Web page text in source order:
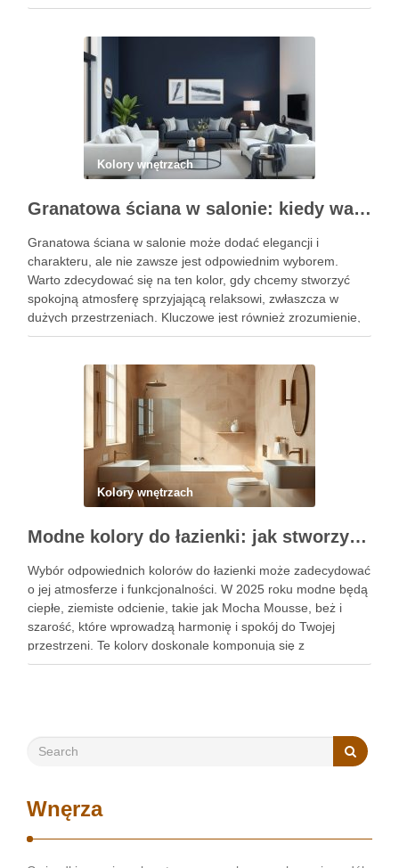
zasady, które pomogą uniknąć najczęstszych błędów w
Kolory wnętrzach
Granatowa ściana w salonie: kiedy warto ją wybrać i jak uniknąć aranżacyjnych pułapek
Granatowa ściana w salonie może dodać elegancji i
charakteru, ale nie zawsze jest odpowiednim wyborem.
Warto zdecydować się na ten kolor, gdy chcemy stworzyć
spokojną atmosferę sprzyjającą relaksowi, zwłaszcza w
dużych przestrzeniach. Kluczowe jest również zrozumienie,
jakie pułapki aranżacyjne mogą się pojawić w związku z
Kolory wnętrzach
Modne kolory do łazienki: jak stworzyć stylową przestrzeń łączącą trendy i funkcjonalność
Wybór odpowiednich kolorów do łazienki może zadecydować
o jej atmosferze i funkcjonalności. W 2025 roku modne będą
ciepłe, ziemiste odcienie, takie jak Mocha Mousse, beż i
szarość, które wprowadzą harmonię i spokój do Twojej
przestrzeni. Te kolory doskonale komponują się z
naturalnymi materiałami, tworząc stylową i przytulną
Wnęrza